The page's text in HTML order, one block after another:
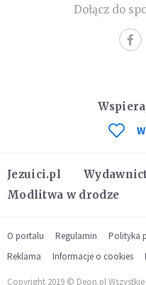
Dołącz do
Jezuici.pl
Modlitwa w drodze
O portalu Regulamin Polityka
Reklama
Informacje o cookies
Copyright 2019 © Deon.pl